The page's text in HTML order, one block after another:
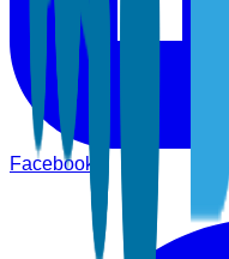
Facebook